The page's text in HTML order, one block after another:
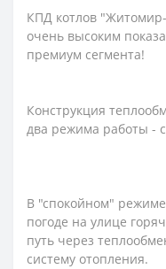
КПД котлов "Житомир-
очень высоким
премиум сегмента!
Конструкция
два режима работы -
В "спокойном"
погоде на улице
путь через
систему отопления.